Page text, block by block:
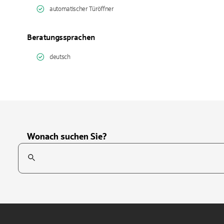
automatischer Türöffner
Beratungssprachen
deutsch
Wonach suchen Sie?
Suchfeld